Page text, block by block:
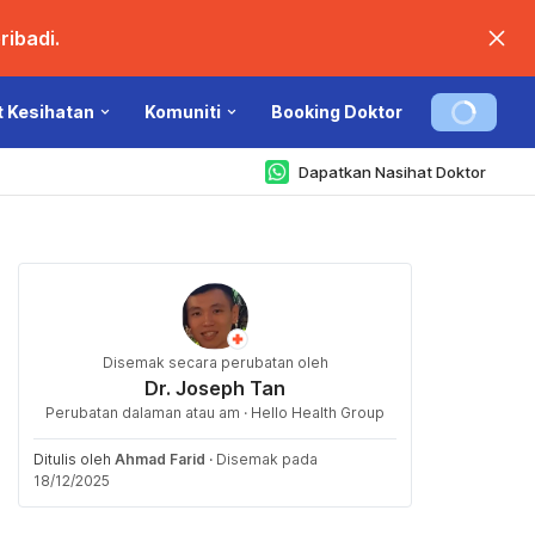
Kesihatan Komuniti Booking Doktor
Dapatkan Nasihat Doktor
Disemak secara perubatan oleh
Dr. Joseph Tan
Perubatan dalaman atau am · Hello Health Group
Ditulis oleh Ahmad Farid · Disemak pada
18/12/2025